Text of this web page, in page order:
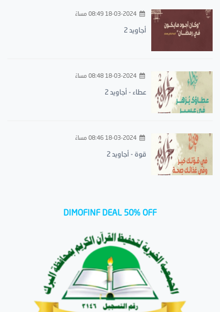
18-03-2024 08:49 مساءً
أجاويد 2
18-03-2024 08:48 مساءً
عطاء - أجاويد 2
18-03-2024 08:46 مساءً
قوة - أجاويد 2
DIMOFINF DEAL 50% OFF